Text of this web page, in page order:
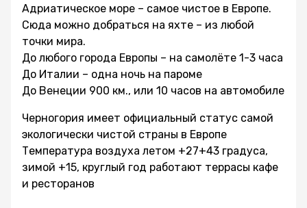
Адриатическое море – самое чистое в Европе.
Сюда можно добраться на яхте – из любой
точки мира.
До любого города Европы – на самолёте 1-3 часа
До Италии – одна ночь на пароме
До Венеции 900 км., или 10 часов на автомобиле
Черногория имеет официальный статус самой
экологически чистой страны в Европе
Температура воздуха летом +27+43 градуса,
зимой +15, круглый год работают террасы кафе
и ресторанов